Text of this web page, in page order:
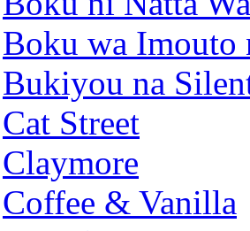
Boku wa
Bukiyou na
Cat Street
Claymore
Coffee & Vanilla